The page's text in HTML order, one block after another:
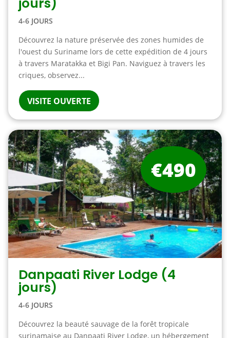
4-6 JOURS
Découvrez la nature préservée des zones humides de
l'ouest du Suriname lors de cette expédition de 4 jours
à travers Maratakka et Bigi Pan. Naviguez à travers les
criques, observez...
VISITE OUVERTE
Danpaati River Lodge (4
jours)
4-6 JOURS
Découvrez la beauté sauvage de la forêt tropicale
surinamaise au Danpaati River Lodge, un hébergement
€490